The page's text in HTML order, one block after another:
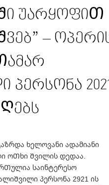
უარყოფიᲗ
–
ხელოვანი ადამიანი
ოᲗხი Შვილის დედაა.
საინტერესო
პერსონა 2921 ის